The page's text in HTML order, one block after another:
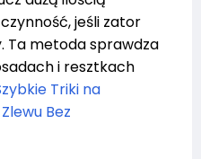
jeśli zator
Ta metoda sprawdza
i resztkach
Triki na
Bez